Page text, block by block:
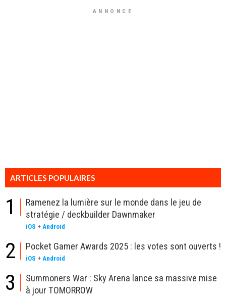
ANNONCE
ARTICLES POPULAIRES
1
Ramenez la lumière sur le monde dans le jeu de
stratégie / deckbuilder Dawnmaker
iOS + Android
2 Pocket Gamer Awards 2025 : les votes sont ouverts !
iOS + Android
3
Summoners War : Sky Arena lance sa massive mise
à jour TOMORROW